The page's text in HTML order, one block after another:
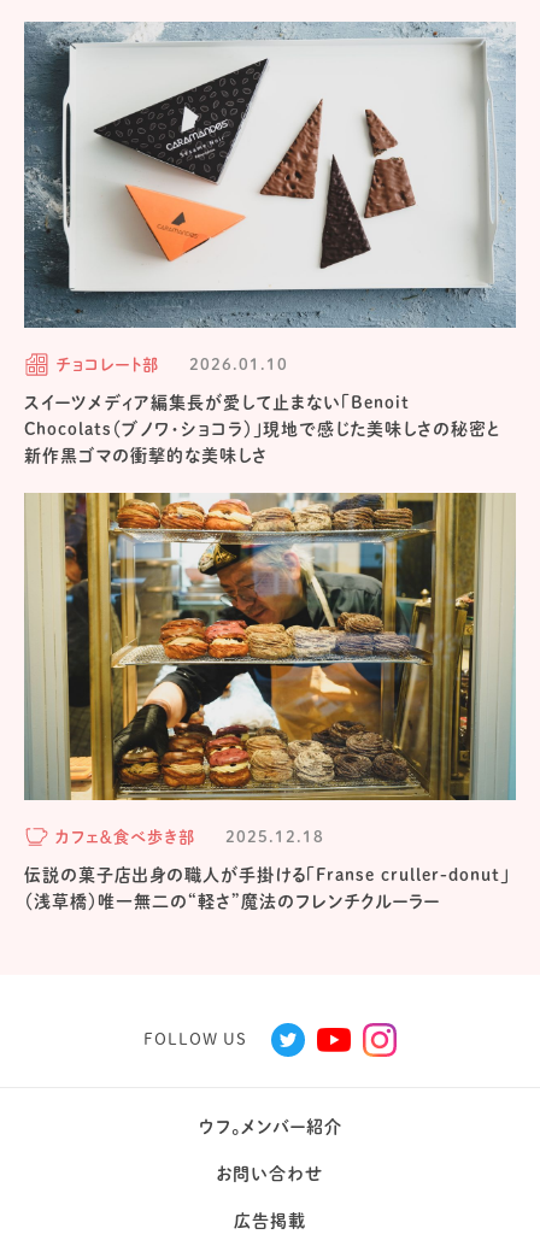
チョコレート部 2026.01.10
スイーツメディア編集長が愛して止まない「Benoit
Chocolats（ブノワ・ショコラ）」現地で感じた美味しさの秘密と
新作黒ゴマの衝撃的な美味しさ
カフェ＆食べ歩き部 2025.12.18
伝説の菓子店出身の職人が手掛ける「Franse cruller-donut」
（浅草橋）唯一無二の“軽さ”魔法のフレンチクルーラー
FOLLOW US
ウフ。メンバー紹介
お問い合わせ
広告掲載